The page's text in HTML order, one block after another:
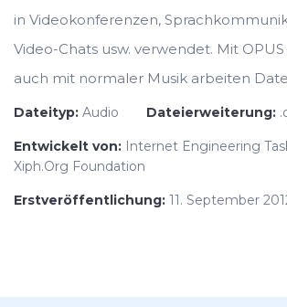
in Videokonferenzen,
Video-Chats usw. verwendet. Mit
auch mit normaler Musik arbeiten
Dateityp: Audio Dateierweiterung:
Entwickelt von: Internet Engineering
Xiph.Org Foundation
Erstveröffentlichung: 11. September